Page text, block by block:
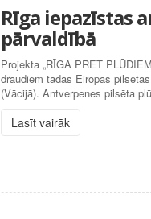
Rīga iepazīstas
pārvaldībā
Projekta „RĪGA PRET
draudiem tādās Eiropas
(Vācijā). Antverpenes pilsēta
Lasīt vairāk